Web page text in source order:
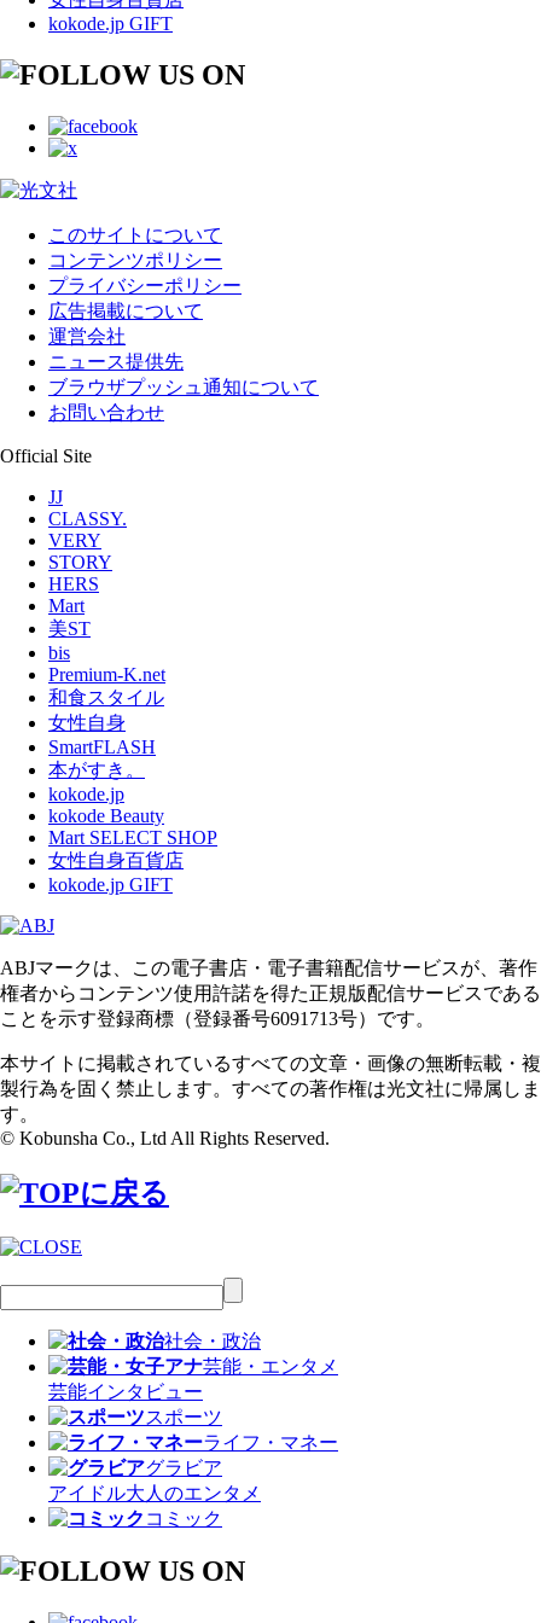
kokode.jp GIFT
このサイトについて
コンテンツポリシー
プライバシーポリシー
広告掲載について
運営会社
ニュース提供先
ブラウザプッシュ通知について
お問い合わせ
Official Site
JJ
CLASSY.
VERY
STORY
HERS
Mart
美ST
bis
Premium-K.net
和食スタイル
女性自身
SmartFLASH
本がすき。
kokode.jp
kokode Beauty
Mart SELECT SHOP
女性自身百貨店
kokode.jp GIFT
ABJマークは、この電子書店・電子書籍配信サービスが、著作
権者からコンテンツ使用許諾を得た正規版配信サービスである
ことを示す登録商標（登録番号6091713号）です。
本サイトに掲載されているすべての文章・画像の無断転載・複
製行為を固く禁止します。すべての著作権は光文社に帰属しま
す。
© Kobunsha Co., Ltd All Rights Reserved.
社会・政治
芸能・エンタメ
芸能インタビュー
スポーツ
ライフ・マネー
グラビア
アイドル大人のエンタメ
コミック